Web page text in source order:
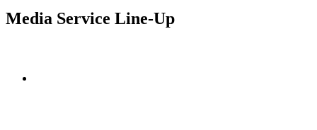
Media Service Line-Up